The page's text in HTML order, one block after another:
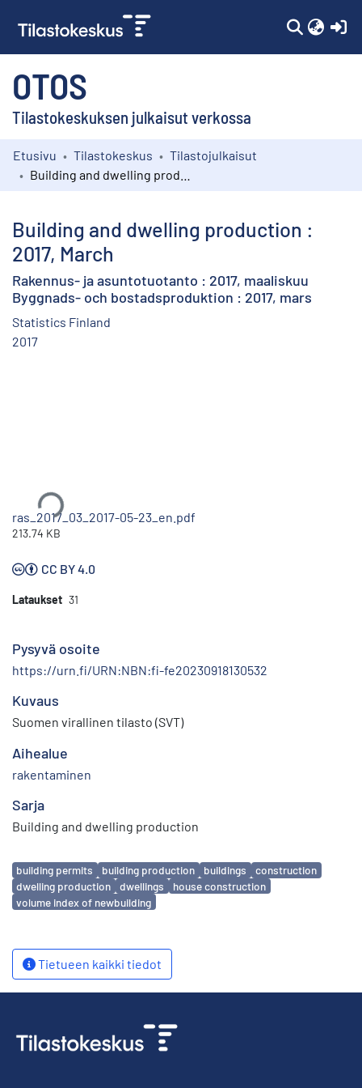
OTOS
Tilastokeskuksen julkaisut verkossa
Kokoelmat
Etusivu Tilastokeskus
Tilastojulkaisut
Building and dwelling production :
2017, March
Rakennus- ja asuntotuotanto : 2017, maaliskuu
Byggnads- och bostadsproduktion : 2017, mars
Statistics Finland
2017
ras_2017_03_2017-05-23_en.pdf
213.74 KB
CC BY 4.0
Lataukset 31
Pysyvä osoite
https://urn.fi/URN:NBN:fi-fe20230918130532
Kuvaus
Suomen virallinen tilasto (SVT)
Aihealue
rakentaminen
Sarja
Building and dwelling production
Avainsanat
building permits building production buildings
construction
dwelling production
dwellings
house construction
volume index of newbuilding
Tietueen kaikki tiedot